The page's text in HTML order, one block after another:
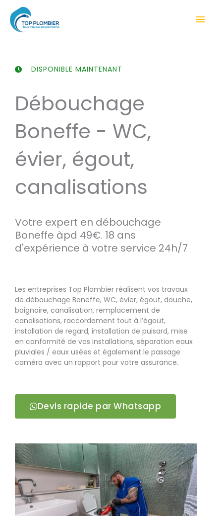
contenu
DISPONIBLE MAINTENANT
Débouchage
Boneffe - WC,
évier, égout,
canalisations
Votre expert en débouchage
Boneffe àpd 49€. 18 ans
d'expérience à votre service 24h/7
Les entreprises Top Plombier réalisent vos travaux
de débouchage Boneffe, WC, évier, égout, douche,
baignoire, canalisation, remplacement de
canalisations, raccordement tout à l’égout,
installation de regard, installation de puisard, mise
en conformité de vos installations, séparation eaux
pluviales / eaux usées et également le passage
caméra avec un rapport pour votre assurance.
Devis rapide par Whatsapp